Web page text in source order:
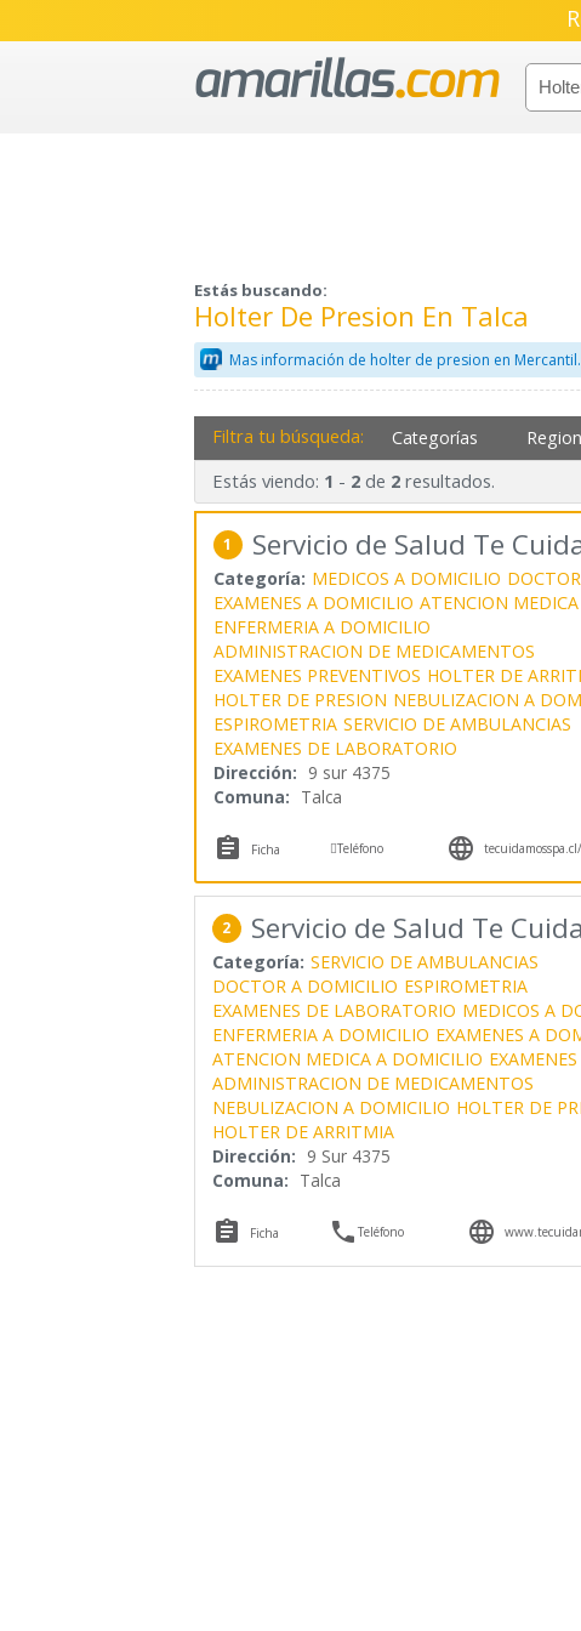
Estás buscando:
Holter De Presion En Talca
Mas información de holter de presion en
Filtra tu búsqueda: Categorías
Estás viendo: 1 - 2de 2resultados.
1 Servicio de Salud Te
Categoría: MEDICOS A DOMICILIO
EXAMENES A DOMICILIO ATENCION
ENFERMERIA A DOMICILIO
ADMINISTRACION DE MEDICAMENTOS
EXAMENES PREVENTIVOS HOLTER DE
HOLTER DE PRESION NEBULIZACION A
ESPIROMETRIA SERVICIO DE AMBULANCIAS
EXAMENES DE LABORATORIO
Dirección: 9 sur 4375
Comuna: Talca
 Ficha Teléfono  tecuidamosspa.cl/
2 Servicio de Salud Te
Categoría: SERVICIO DE AMBULANCIAS
DOCTOR A DOMICILIO ESPIROMETRIA
EXAMENES DE LABORATORIO MEDICOS A
ENFERMERIA A DOMICILIO EXAMENES A
ATENCION MEDICA A DOMICILIO
ADMINISTRACION DE MEDICAMENTOS
NEBULIZACION A DOMICILIO HOLTER DE
HOLTER DE ARRITMIA
Dirección: 9 Sur 4375
Comuna: Talca
 Ficha Teléfono 